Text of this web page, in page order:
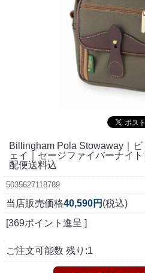
Billingham Pola Stowaway｜
ェイ｜セージファイバーナイ
配便送料込
5035627118789
当店販売価格40,590円 (税込)
[369ポイント進呈 ]
ご注文可能数 残り:1